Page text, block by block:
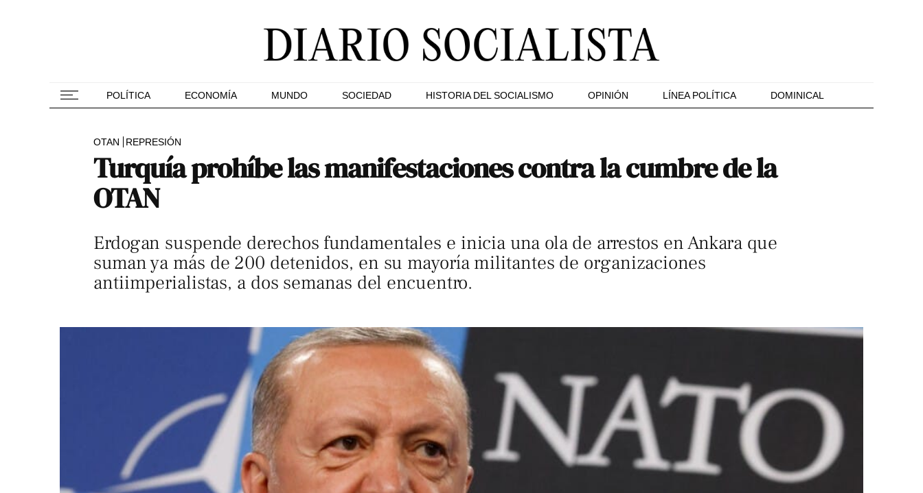
POLÍTICA ECONOMÍA MUNDO SOCIEDAD HISTORIA DEL SOCIALISMO OPINIÓN LÍNEA POLÍTICA DOMINICAL
OTAN REPRESIÓN
Turquía prohíbe las manifestaciones contra la cumbre de la
OTAN
Erdogan suspende derechos fundamentales e inicia una ola de arrestos en Ankara que
suman ya más de 200 detenidos, en su mayoría militantes de organizaciones
antiimperialistas, a dos semanas del encuentro.